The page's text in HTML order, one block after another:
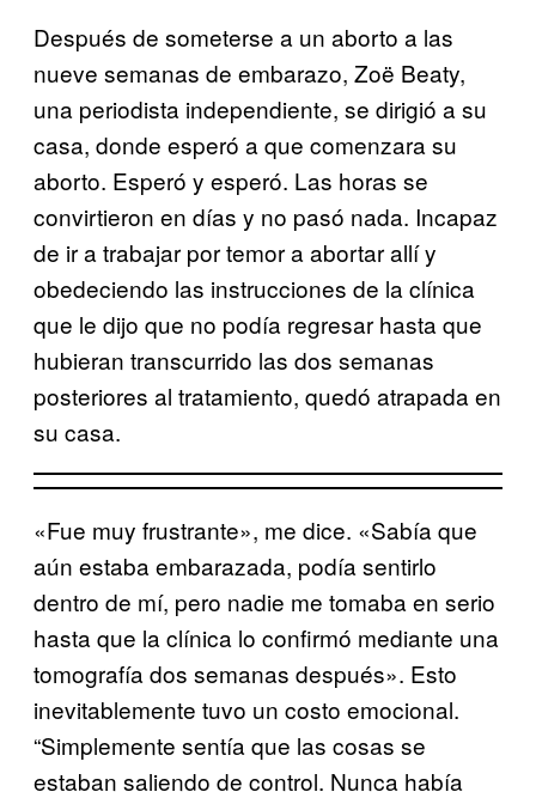
Después de someterse a un aborto a las
nueve semanas de embarazo, Zoë Beaty,
una periodista independiente, se dirigió a su
casa, donde esperó a que comenzara su
aborto. Esperó y esperó. Las horas se
convirtieron en días y no pasó nada. Incapaz
de ir a trabajar por temor a abortar allí y
obedeciendo las instrucciones de la clínica
que le dijo que no podía regresar hasta que
hubieran transcurrido las dos semanas
posteriores al tratamiento, quedó atrapada en
su casa.
«Fue muy frustrante», me dice. «Sabía que
aún estaba embarazada, podía sentirlo
dentro de mí, pero nadie me tomaba en serio
hasta que la clínica lo confirmó mediante una
tomografía dos semanas después». Esto
inevitablemente tuvo un costo emocional.
“Simplemente sentía que las cosas se
estaban saliendo de control. Nunca había